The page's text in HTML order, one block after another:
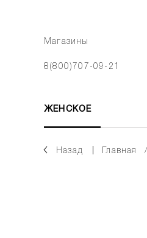
Магазины
8(800)707-09-21
ЖЕНСКОЕ
Назад главная